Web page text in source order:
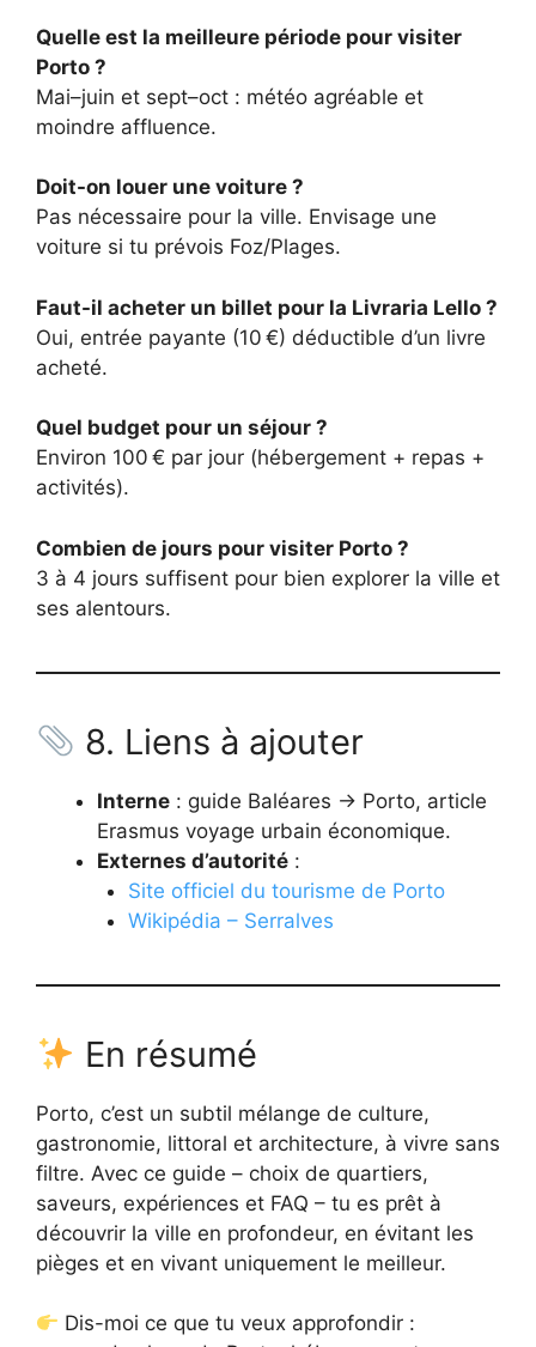
Quelle est la meilleure période pour visiter
Porto ?
Mai–juin et sept–oct : météo agréable et
moindre affluence.
Doit-on louer une voiture ?
Pas nécessaire pour la ville. Envisage une
voiture si tu prévois Foz/Plages.
Faut-il acheter un billet pour la Livraria Lello ?
Oui, entrée payante (10 €) déductible d’un livre
acheté.
Quel budget pour un séjour ?
Environ 100 € par jour (hébergement + repas +
activités).
Combien de jours pour visiter Porto ?
3 à 4 jours suffisent pour bien explorer la ville et
ses alentours.
8. Liens à ajouter
Interne : guide Baléares → Porto, article
Erasmus voyage urbain économique.
Externes d’autorité :
Site officiel du tourisme de Porto
Wikipédia – Serralves
En résumé
Porto, c’est un subtil mélange de culture,
gastronomie, littoral et architecture, à vivre sans
filtre. Avec ce guide – choix de quartiers,
saveurs, expériences et FAQ – tu es prêt à
découvrir la ville en profondeur, en évitant les
pièges et en vivant uniquement le meilleur.
Dis-moi ce que tu veux approfondir :